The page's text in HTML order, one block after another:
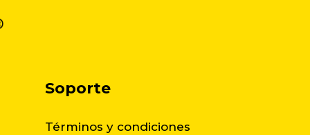
Soporte
Términos y condiciones